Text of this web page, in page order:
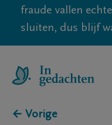
fraude vallen
sluiten, dus blijf
← Vorige